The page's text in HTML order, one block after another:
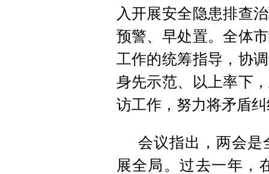
入开展安全隐患排查
预警、早处置。全体
工作的统筹指导，协
身先示范、以上率下
访工作，努力将矛盾
会议指出，两会是
展全局。过去一年，